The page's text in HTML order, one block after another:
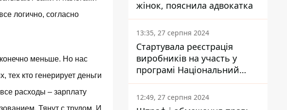
логично, согласно
меньше. Но нас
тех кто генерирует деньги
расходы – зарплату
Тянут с трудом. И
жінок, пояснила адвокатка
13:35, 27 серпня 2024
Стартувала реєстрація
виробників на участь у
програмі Національний
кешбек: як це зробити
через портал Дія
12:49, 27 серпня 2024